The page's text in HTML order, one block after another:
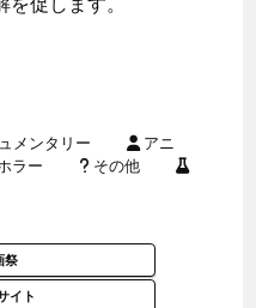
メンタリー
アニ
ラー
その他
祭
イト